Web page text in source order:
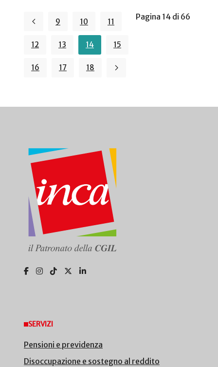
Pagina 14 di 66
9 10 11
12 13 14 15
16 17 18
SERVIZI
Pensioni e previdenza
Disoccupazione e sostegno al reddito